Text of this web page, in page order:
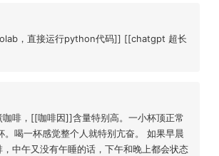
，直接运行python代码]] [[chatgpt 超长
咖啡，[[咖啡因]]含量特别高。一小杯顶正常
。喝一杯感觉整个人就特别亢奋。 如果早晨
中午又没有午睡的话，下午和晚上都会状态